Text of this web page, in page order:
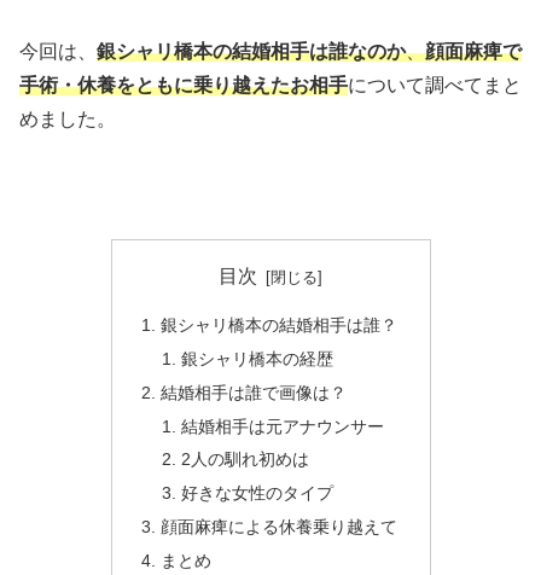
今回は、 銀シャリ橋本の結婚相手は誰なのか、顔面麻痺で
手術・休養をともに乗り越えたお相手について調べてまと
めました。
目次
銀シャリ橋本の結婚相手は誰？
銀シャリ橋本の経歴
結婚相手は誰で画像は？
結婚相手は元アナウンサー
2人の馴れ初めは
好きな女性のタイプ
顔面麻痺による休養乗り越えて
まとめ